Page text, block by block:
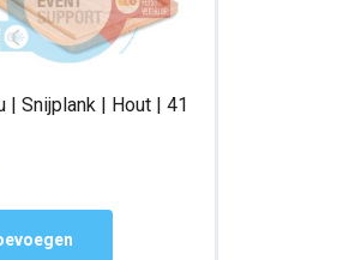
| Snijplank | Hout | 41